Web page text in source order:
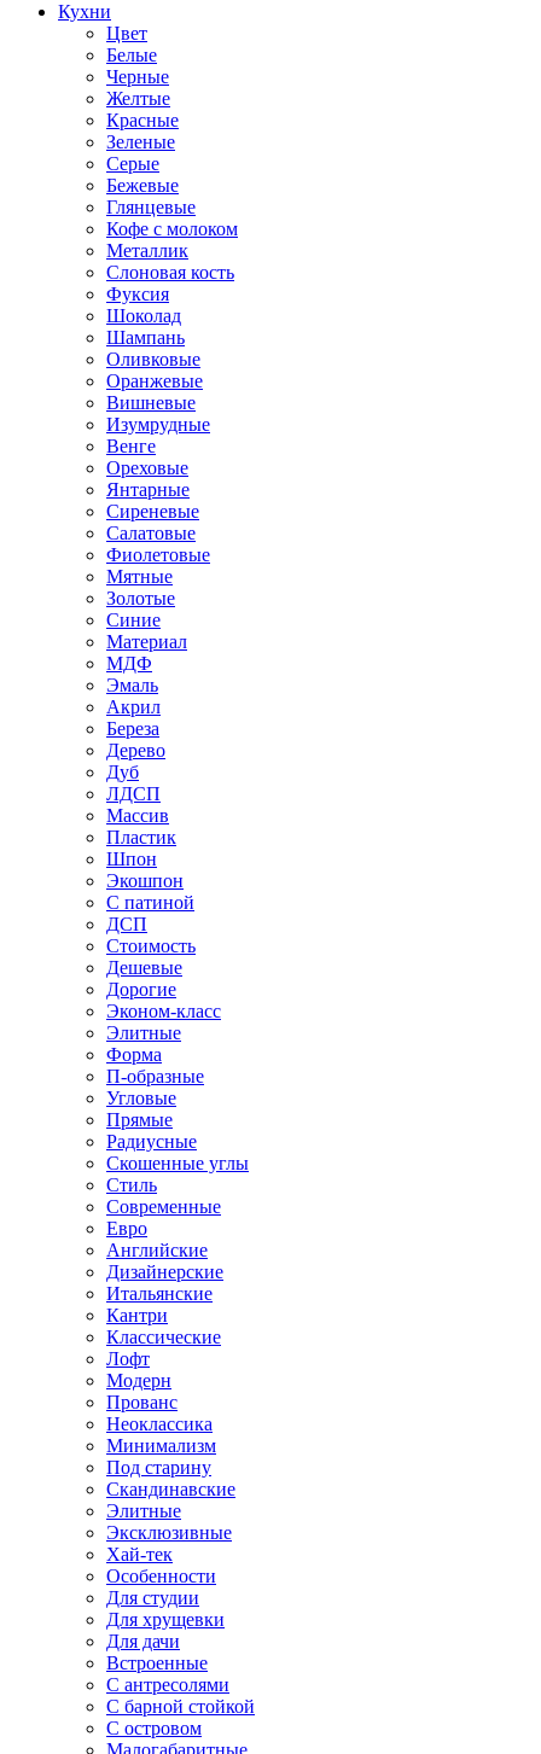
Кухни
Цвет
Белые
Черные
Желтые
Красные
Зеленые
Серые
Бежевые
Глянцевые
Кофе с молоком
Металлик
Слоновая кость
Фуксия
Шоколад
Шампань
Оливковые
Оранжевые
Вишневые
Изумрудные
Венге
Ореховые
Янтарные
Сиреневые
Салатовые
Фиолетовые
Мятные
Золотые
Синие
Материал
МДФ
Эмаль
Акрил
Береза
Дерево
Дуб
ЛДСП
Массив
Пластик
Шпон
Экошпон
С патиной
ДСП
Стоимость
Дешевые
Дорогие
Эконом-класс
Элитные
Форма
П-образные
Угловые
Прямые
Радиусные
Скошенные углы
Стиль
Современные
Евро
Английские
Дизайнерские
Итальянские
Кантри
Классические
Лофт
Модерн
Прованс
Неоклассика
Минимализм
Под старину
Скандинавские
Элитные
Эксклюзивные
Хай-тек
Особенности
Для студии
Для хрущевки
Для дачи
Встроенные
С антресолями
С барной стойкой
С островом
Малогабаритные